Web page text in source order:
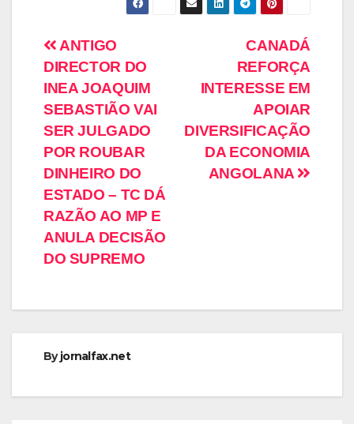
CANADÁ
REFORÇA
INTERESSE EM
APOIAR
DIVERSIFICAÇÃO
DA ECONOMIA
ANGOLANA
ANTIGO
DIRECTOR DO
INEA JOAQUIM
SEBASTIÃO VAI
SER JULGADO
POR ROUBAR
DINHEIRO DO
ESTADO – TC DÁ
RAZÃO AO MP E
ANULA DECISÃO
DO SUPREMO
Byjornalfax.net